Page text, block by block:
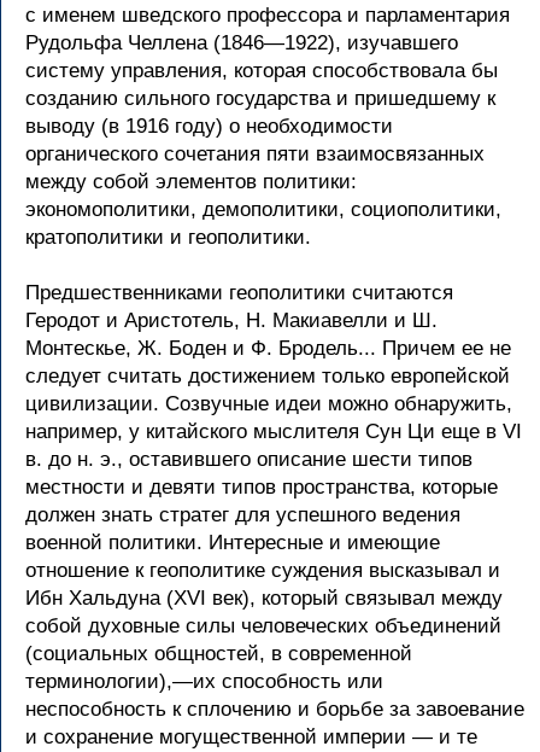
с именем шведского профессора и парламентария
Рудольфа Челлена (1846—1922), изучавшего
систему управления, которая способствовала бы
созданию сильного государства и пришедшему к
выводу (в 1916 году) о необходимости
органического сочетания пяти взаимосвязанных
между собой элементов политики:
экономополитики, демополитики, социополитики,
кратополитики и геополитики.
Предшественниками геополитики считаются
Геродот и Аристотель, Н. Макиавелли и Ш.
Монтескье, Ж. Боден и Ф. Бродель... Причем ее не
следует считать достижением только европейской
цивилизации. Созвучные идеи можно обнаружить,
например, у китайского мыслителя Сун Ци еще в VI
в. до н. э., оставившего описание шести типов
местности и девяти типов пространства, которые
должен знать стратег для успешного ведения
военной политики. Интересные и имеющие
отношение к геополитике суждения высказывал и
Ибн Хальдуна (XVI век), который связывал между
собой духовные силы человеческих объединений
(социальных общностей, в современной
терминологии),—их способность или
неспособность к сплочению и борьбе за завоевание
и сохранение могущественной империи — и те